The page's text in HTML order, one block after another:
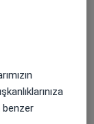
benzer